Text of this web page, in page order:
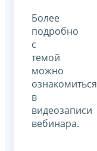
Более
подробно
с
темой
можно
ознакомиться
в
видеозаписи
вебинара.